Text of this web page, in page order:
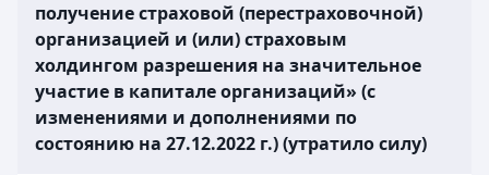
получение страховой (перестраховочной)
организацией и (или) страховым
холдингом разрешения на значительное
участие в капитале организаций» (с
изменениями и дополнениями по
состоянию на 27.12.2022 г.) (утратило силу)